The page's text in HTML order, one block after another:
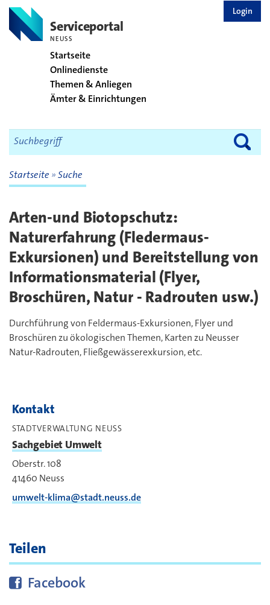
Serviceportal
NEUSS
Startseite
Onlinedienste
Themen & Anliegen
Ämter & Einrichtungen
Login
Startseite Suche
Arten-und Biotopschutz:
Naturerfahrung (Fledermaus-
Exkursionen) und Bereitstellung von
Informationsmaterial (Flyer,
Broschüren, Natur - Radrouten usw.)
Durchführung von Feldermaus-Exkursionen, Flyer und
Broschüren zu ökologischen Themen, Karten zu Neusser
Natur-Radrouten, Fließgewässerexkursion, etc.
Kontakt
STADTVERWALTUNG NEUSS
Sachgebiet Umwelt
Oberstr. 108
41460 Neuss
umwelt-klima@stadt.neuss.de
Teilen
Diese Seite bei
Facebook